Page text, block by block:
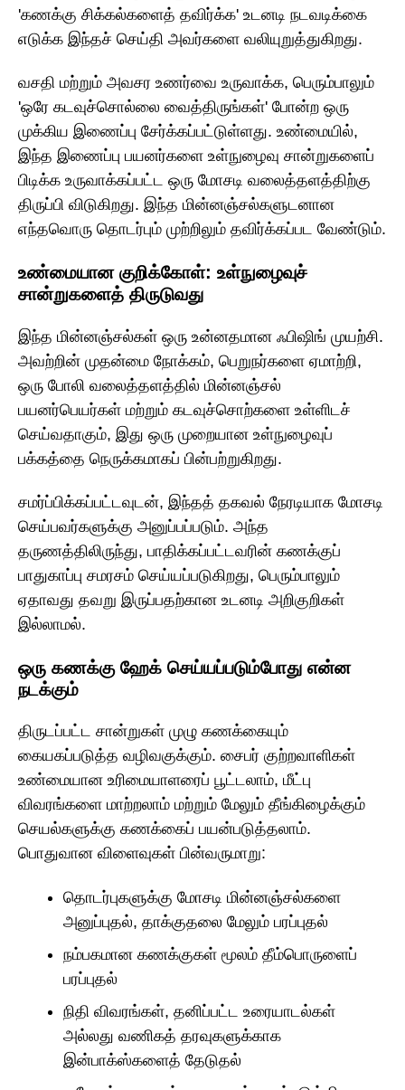
'கணக்கு சிக்கல்களைத் தவிர்க்க' உடனடி நடவடிக்கை
எடுக்க இந்தச் செய்தி அவர்களை வலியுறுத்துகிறது.
வசதி மற்றும் அவசர உணர்வை உருவாக்க, பெரும்பாலும்
'ஒரே கடவுச்சொல்லை வைத்திருங்கள்' போன்ற ஒரு
முக்கிய இணைப்பு சேர்க்கப்பட்டுள்ளது. உண்மையில்,
இந்த இணைப்பு பயனர்களை உள்நுழைவு சான்றுகளைப்
பிடிக்க உருவாக்கப்பட்ட ஒரு மோசடி வலைத்தளத்திற்கு
திருப்பி விடுகிறது. இந்த மின்னஞ்சல்களுடனான
எந்தவொரு தொடர்பும் முற்றிலும் தவிர்க்கப்பட வேண்டும்.
உண்மையான குறிக்கோள்: உள்நுழைவுச்
சான்றுகளைத் திருடுவது
இந்த மின்னஞ்சல்கள் ஒரு உன்னதமான ஃபிஷிங் முயற்சி.
அவற்றின் முதன்மை நோக்கம், பெறுநர்களை ஏமாற்றி,
ஒரு போலி வலைத்தளத்தில் மின்னஞ்சல்
பயனர்பெயர்கள் மற்றும் கடவுச்சொற்களை உள்ளிடச்
செய்வதாகும், இது ஒரு முறையான உள்நுழைவுப்
பக்கத்தை நெருக்கமாகப் பின்பற்றுகிறது.
சமர்ப்பிக்கப்பட்டவுடன், இந்தத் தகவல் நேரடியாக மோசடி
செய்பவர்களுக்கு அனுப்பப்படும். அந்த
தருணத்திலிருந்து, பாதிக்கப்பட்டவரின் கணக்குப்
பாதுகாப்பு சமரசம் செய்யப்படுகிறது, பெரும்பாலும்
ஏதாவது தவறு இருப்பதற்கான உடனடி அறிகுறிகள்
இல்லாமல்.
ஒரு கணக்கு ஹேக் செய்யப்படும்போது என்ன
நடக்கும்
திருடப்பட்ட சான்றுகள் முழு கணக்கையும்
கையகப்படுத்த வழிவகுக்கும். சைபர் குற்றவாளிகள்
உண்மையான உரிமையாளரைப் பூட்டலாம், மீட்பு
விவரங்களை மாற்றலாம் மற்றும் மேலும் தீங்கிழைக்கும்
செயல்களுக்கு கணக்கைப் பயன்படுத்தலாம்.
பொதுவான விளைவுகள் பின்வருமாறு:
தொடர்புகளுக்கு மோசடி மின்னஞ்சல்களை
அனுப்புதல், தாக்குதலை மேலும் பரப்புதல்
நம்பகமான கணக்குகள் மூலம் தீம்பொருளைப்
பரப்புதல்
நிதி விவரங்கள், தனிப்பட்ட உரையாடல்கள்
அல்லது வணிகத் தரவுகளுக்காக
இன்பாக்ஸ்களைத் தேடுதல்